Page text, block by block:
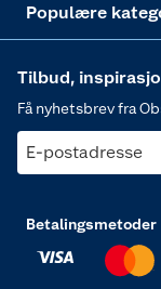
Populære
Tilbud,
Få nyhetsbrev fra
E-postadresse
Betalingsmetoder